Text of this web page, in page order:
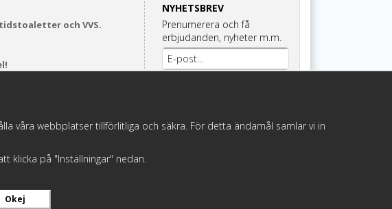
NYHETSBREV
Prenumerera och få
erbjudanden, nyheter m.m.
och VVS.
våra webbplatser tillförlitliga och säkra. För detta ändamål samlar vi in
klicka på "Inställningar" nedan.
Okej